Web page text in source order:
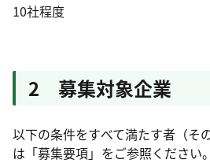
10社程度
2 募集対象企業
以下の条件をすべて満たす者（そ
は「募集要項」をご参照ください。